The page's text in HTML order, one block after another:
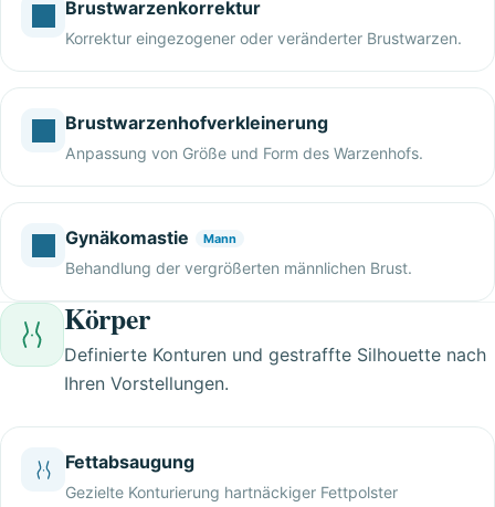
Brustwarzenkorrektur
Korrektur eingezogener oder veränderter Brustwarzen.
Brustwarzenhofverkleinerung
Anpassung von Größe und Form des Warzenhofs.
Gynäkomastie Mann
Behandlung der vergrößerten männlichen Brust.
Körper
Definierte Konturen und gestraffte Silhouette nach
Ihren Vorstellungen.
Fettabsaugung
Gezielte Konturierung hartnäckiger Fettpolster